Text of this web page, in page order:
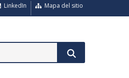
Mapa del sitio
LinkedIn